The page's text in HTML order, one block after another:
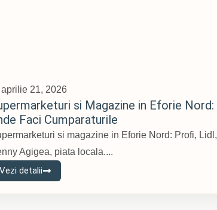
aprilie 21, 2026
si Magazine in Eforie Nord:
Faci Cumparaturile
si magazine in Eforie Nord: Profi, Lidl,
Agigea, piata locala....
Vezi detalii